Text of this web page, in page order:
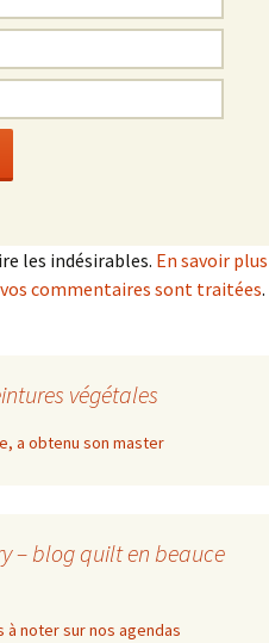
les indésirables. En savoir plus
commentaires sont traitées.
végétales
a obtenu son master
– blog quilt en beauce
noter sur nos agendas